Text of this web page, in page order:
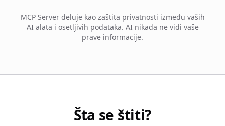
MCP Server deluje kao zaštita privatnosti između vaših
AI alata i osetljivih podataka. AI nikada ne vidi vaše
prave informacije.
Šta se štiti?